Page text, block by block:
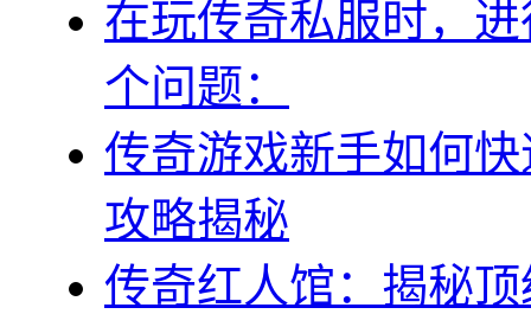
在玩传奇私服时，
个问题：
传奇游戏新手如何
攻略揭秘
传奇红人馆：揭秘